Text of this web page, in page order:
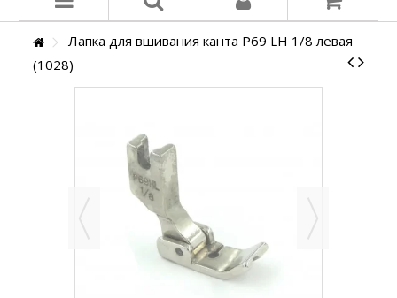
Лапка для вшивания канта P69 LH 1/8 левая
(1028)